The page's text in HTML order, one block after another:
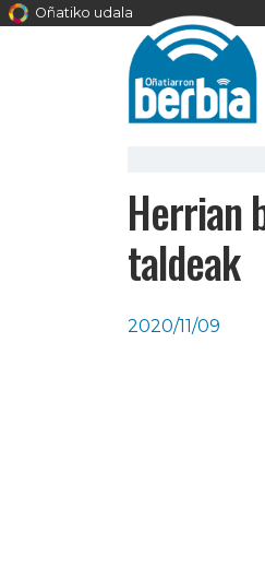
Oñatiko udala
Herrian
taldeak
2020/11/09